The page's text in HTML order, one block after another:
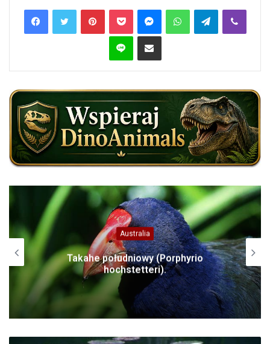
PinterestPocket MessengerWhatsAppTelegramViber
Line Share via Email
Australia
Takahe południowy (Porphyrio
hochstetteri).